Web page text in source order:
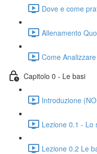
Dove e come
Allenamento
Come
Capitolo 0 - Le basi
Introduzione
Lezione 0.1 - Lo
Lezione 0.2 Le